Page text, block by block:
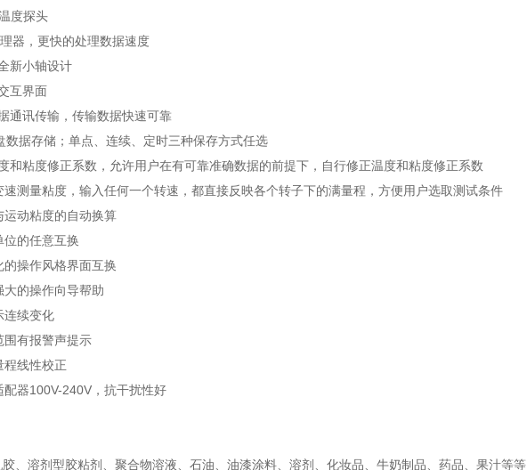
度探头
器，更快的处理数据速度
新小轴设计
互界面
通讯传输，传输数据快速可靠
数据存储；单点、连续、定时三种保存方式任选
和粘度修正系数，允许用户在有可靠准确数据的前提下，自行修正温度和粘度修正系数
速测量粘度，输入任何一个转速，都直接反映各个转子下的满量程，方便用户选取测试条件
运动粘度的自动换算
位的任意互换
的操作风格界面互换
大的操作向导帮助
连续变化
围有报警声提示
程线性校正
配器100V-240V，抗干扰性好
、溶剂型胶粘剂、聚合物溶液、石油、油漆涂料、溶剂、化妆品、牛奶制品、药品、果汁等等